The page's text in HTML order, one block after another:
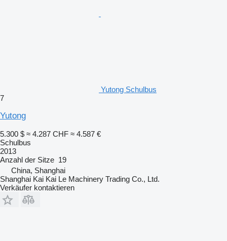
Yutong Schulbus
7
Yutong
5.300 $ ≈ 4.287 CHF ≈ 4.587 €
Schulbus
2013
Anzahl der Sitze 19
China, Shanghai
Shanghai Kai Kai Le Machinery Trading Co., Ltd.
Verkäufer kontaktieren